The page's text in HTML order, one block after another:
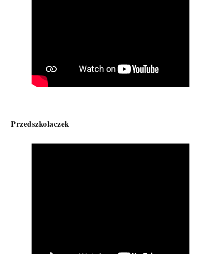
Przedszkolaczek